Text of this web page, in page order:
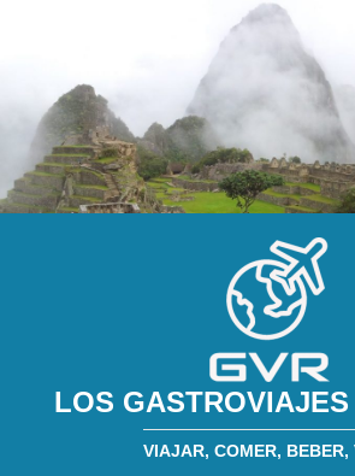
LOS GASTROVIAJES
VIAJAR, COMER, BEBER,